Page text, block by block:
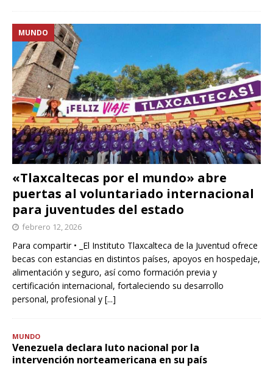
«Tlaxcaltecas por el mundo» abre
puertas al voluntariado internacional
para juventudes del estado
MUNDO
febrero 12, 2026
Para compartir • _El Instituto Tlaxcalteca de la Juventud ofrece
becas con estancias en distintos países, apoyos en hospedaje,
alimentación y seguro, así como formación previa y
certificación internacional, fortaleciendo su desarrollo
personal, profesional y [...]
MUNDO
Venezuela declara luto nacional por la
intervención norteamericana en su país